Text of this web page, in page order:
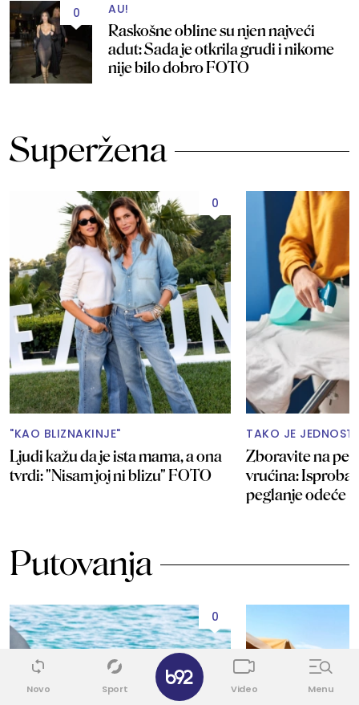
0 AU!
Raskošne obline su njen najveći
adut: Sada je otkrila grudi i nikome
nije bilo dobro FOTO
Superžena
0
"KAO BLIZNAKINJE"
Ljudi kažu da je ista mama, a ona
tvrdi: "Nisam joj ni blizu" FOTO
TAKO JE
Zboravite na
vrućina:
peglanje odeće
Putovanja
0
Novo Sport Video Menu
✕